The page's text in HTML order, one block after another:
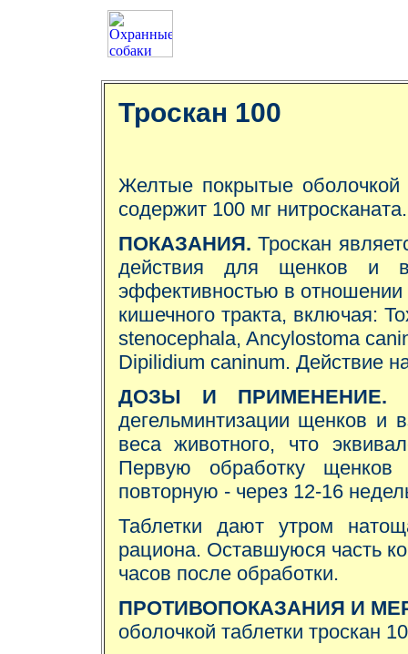
Троскан 100
Желтые покрытые оболочкой
содержит 100 мг нитросканата.
ПОКАЗАНИЯ. Троскан
действия для щенков и
эффективностью в
кишечного тракта, включая:
stenocephala, Ancylostoma
Dipilidium caninum. Действие
ДОЗЫ И ПРИМЕНЕНИЕ.
дегельминтизации щенков и
веса животного, что
Первую обработку
повторную - через 12-16
Таблетки дают утром
рациона. Оставшуюся часть
часов после обработки.
ПРОТИВОПОКАЗАНИЯ И
оболочкой таблетки троскан